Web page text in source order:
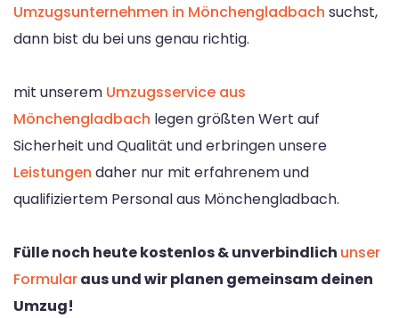
Umzugsunternehmen in Mönchengladbach suchst,
dann bist du bei uns genau richtig.
mit unserem Umzugsservice aus
Mönchengladbach legen größten Wert auf
Sicherheit und Qualität und erbringen unsere
Leistungen daher nur mit erfahrenem und
qualifiziertem Personal aus Mönchengladbach.
Fülle noch heute kostenlos & unverbindlich unser
Formularaus und wir planen gemeinsam deinen
Umzug!